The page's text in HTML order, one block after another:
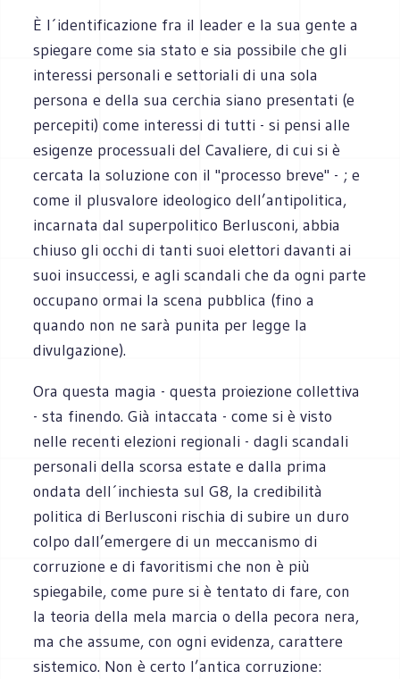
È l´identificazione fra il leader e la sua gente a
spiegare come sia stato e sia possibile che gli
interessi personali e settoriali di una sola
persona e della sua cerchia siano presentati (e
percepiti) come interessi di tutti - si pensi alle
esigenze processuali del Cavaliere, di cui si è
cercata la soluzione con il "processo breve" - ; e
come il plusvalore ideologico dell’antipolitica,
incarnata dal superpolitico Berlusconi, abbia
chiuso gli occhi di tanti suoi elettori davanti ai
suoi insuccessi, e agli scandali che da ogni parte
occupano ormai la scena pubblica (fino a
quando non ne sarà punita per legge la
divulgazione).
Ora questa magia - questa proiezione collettiva
- sta finendo. Già intaccata - come si è visto
nelle recenti elezioni regionali - dagli scandali
personali della scorsa estate e dalla prima
ondata dell´inchiesta sul G8, la credibilità
politica di Berlusconi rischia di subire un duro
colpo dall’emergere di un meccanismo di
corruzione e di favoritismi che non è più
spiegabile, come pure si è tentato di fare, con
la teoria della mela marcia o della pecora nera,
ma che assume, con ogni evidenza, carattere
sistemico. Non è certo l’antica corruzione: